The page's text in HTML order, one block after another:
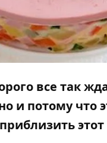
все так
и потому что